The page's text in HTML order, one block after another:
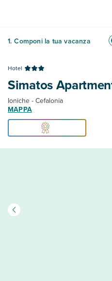
1. Componi la tua vacanza
Hotel
Simatos
Ioniche - Cefalonia
MAPPA